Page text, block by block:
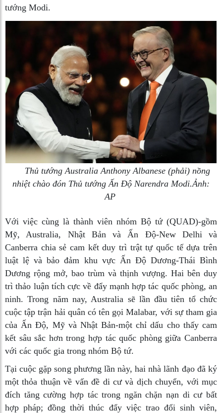
tướng Modi.
Thủ tướng Australia Anthony Albanese (phải) nồng
nhiệt chào đón Thủ tướng Ấn Độ Narendra Modi.Ảnh:
AP
Với việc cùng là thành viên nhóm Bộ tứ (QUAD)-gồm
Mỹ, Australia, Nhật Bản và Ấn Độ-New Delhi và
Canberra chia sẻ cam kết duy trì trật tự quốc tế dựa trên
luật lệ và bảo đảm khu vực Ấn Ðộ Dương-Thái Bình
Dương rộng mở, bao trùm và thịnh vượng. Hai bên duy
trì thảo luận tích cực về đẩy mạnh hợp tác quốc phòng, an
ninh. Trong năm nay, Australia sẽ lần đầu tiên tổ chức
cuộc tập trận hải quân có tên gọi Malabar, với sự tham gia
của Ấn Độ, Mỹ và Nhật Bản-một chỉ dấu cho thấy cam
kết sâu sắc hơn trong hợp tác quốc phòng giữa Canberra
với các quốc gia trong nhóm Bộ tứ.
Tại cuộc gặp song phương lần này, hai nhà lãnh đạo đã ký
một thỏa thuận về vấn đề di cư và dịch chuyển, với mục
đích tăng cường hợp tác trong ngăn chặn nạn di cư bất
hợp pháp; đồng thời thúc đẩy việc trao đổi sinh viên,